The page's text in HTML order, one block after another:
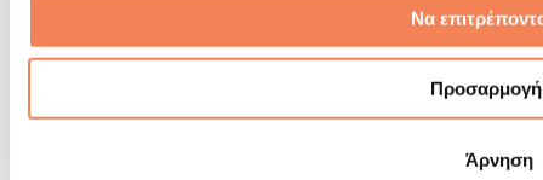
Να
Προσαρμογή
Άρνηση
Πεζοπορία
Θεραπεία με Κόκκινο Φως